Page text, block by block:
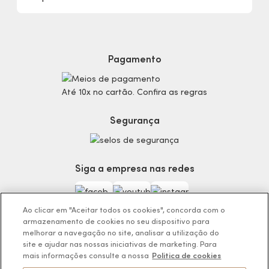
Preferências de Cookies
Consumidor.gov.br
Código de defesa do consumidor
Trocas e Devoluções
Produtos Masculinos
Teste do Tom de Base
Teste da Fragrância Perfeita
Encontre o Presente Ideal!
Beauty Week
Guia da Beleza Eudora
Pagamento
Até 10x no cartão. Confira as regras
Segurança
Siga a empresa nas redes
Os preços da loja online podem variar em relação as lojas físicas e
Ao clicar em "Aceitar todos os cookies", concorda com o
armazenamento de cookies no seu dispositivo para
melhorar a navegação no site, analisar a utilização do
site e ajudar nas nossas iniciativas de marketing. Para
mais informações consulte a nossa Politica de cookies